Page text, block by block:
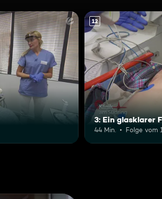
12
3: Ein glasklarer
44 Min. Folge vom